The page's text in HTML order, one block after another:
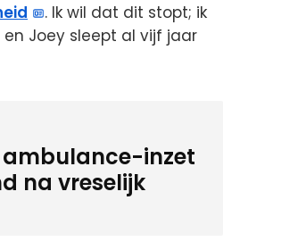
. Ik wil dat dit stopt; ik
Joey sleept al vijf jaar
inzet
na vreselijk